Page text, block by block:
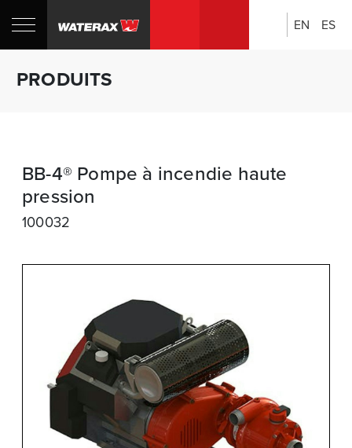
Rechercher:
EN ES
PRODUITS
BB-4® Pompe à incendie haute
pression
100032